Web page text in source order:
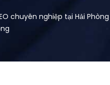
chuyên nghiệp tại Hải Phòng